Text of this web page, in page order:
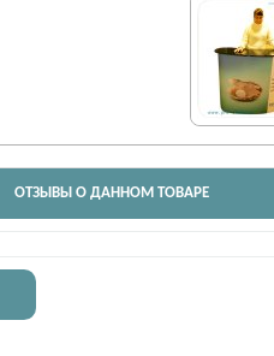
ОТЗЫВЫ О ДАННОМ ТОВАРЕ